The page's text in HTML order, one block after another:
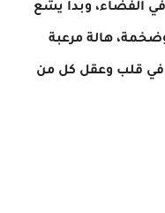
في الفضاء، وبدأ يشع
هالة مرعبة
في قلب وعقل كل من